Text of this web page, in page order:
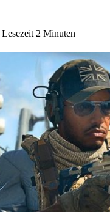
Lesezeit 2 Minuten